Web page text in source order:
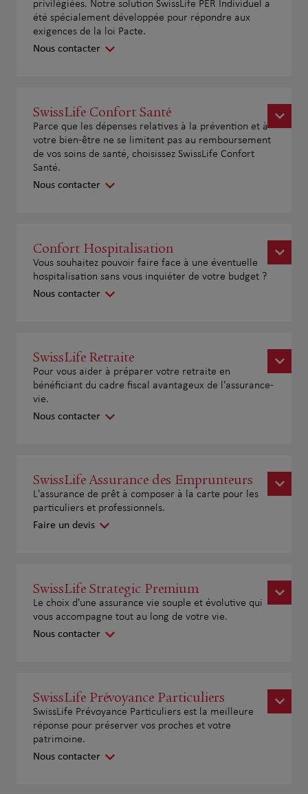
privilégiées. Notre solution SwissLife PER Individuel a
été spécialement développée pour répondre aux
exigences de la loi Pacte.
Nous contacter
SwissLife Confort Santé
Parce que les dépenses relatives à la prévention et à
votre bien-être ne se limitent pas au remboursement
de vos soins de santé, choisissez SwissLife Confort
Santé.
Nous contacter
Confort Hospitalisation
Vous souhaitez pouvoir faire face à une éventuelle
hospitalisation sans vous inquiéter de votre budget ?
Nous contacter
SwissLife Retraite
Pour vous aider à préparer votre retraite en
bénéficiant du cadre fiscal avantageux de l'assurance-
vie.
Nous contacter
SwissLife Assurance des Emprunteurs
L'assurance de prêt à composer à la carte pour les
particuliers et professionnels.
Faire un devis
SwissLife Strategic Premium
Le choix d'une assurance vie souple et évolutive qui
vous accompagne tout au long de votre vie.
Nous contacter
SwissLife Prévoyance Particuliers
SwissLife Prévoyance Particuliers est la meilleure
réponse pour préserver vos proches et votre
patrimoine.
Nous contacter